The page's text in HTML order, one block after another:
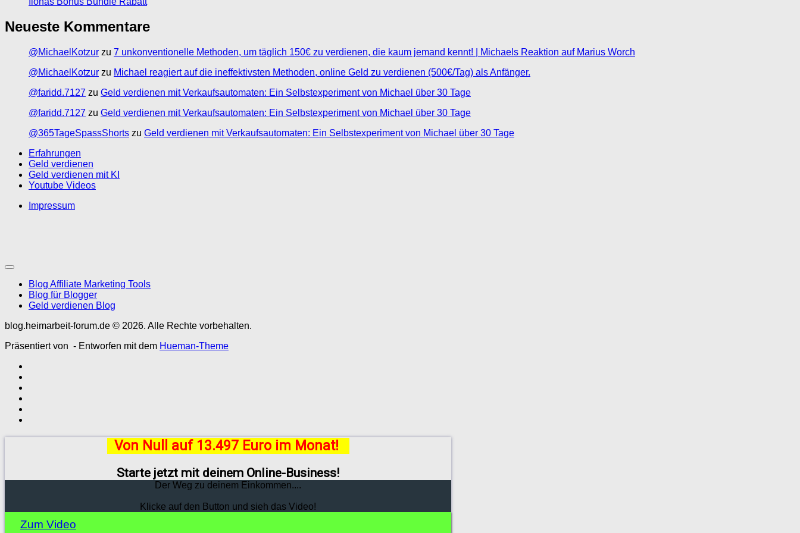
Neueste Kommentare
@MichaelKotzur zu 7 unkonventionelle Methoden, um täglich 150€ zu verdienen, die kaum jemand kennt! | Michaels Reaktion auf Marius Worch
@MichaelKotzur zu Michael reagiert auf die ineffektivsten Methoden, online Geld zu verdienen (500€/Tag) als Anfänger.
@faridd.7127 zu Geld verdienen mit Verkaufsautomaten: Ein Selbstexperiment von Michael über 30 Tage
@faridd.7127 zu Geld verdienen mit Verkaufsautomaten: Ein Selbstexperiment von Michael über 30 Tage
@365TageSpassShorts zu Geld verdienen mit Verkaufsautomaten: Ein Selbstexperiment von Michael über 30 Tage
Erfahrungen
Geld verdienen
Geld verdienen mit KI
Youtube Videos
Impressum
Blog Affiliate Marketing Tools
Blog für Blogger
Geld verdienen Blog
blog.heimarbeit-forum.de © 2026. Alle Rechte vorbehalten.
Präsentiert von - Entworfen mit dem Hueman-Theme
Von Null auf 13.497 Euro im Monat!
Starte jetzt mit deinem Online-Business!
Der Weg zu deinem Einkommen....
Klicke auf den Button und sieh das Video!
Zum Video